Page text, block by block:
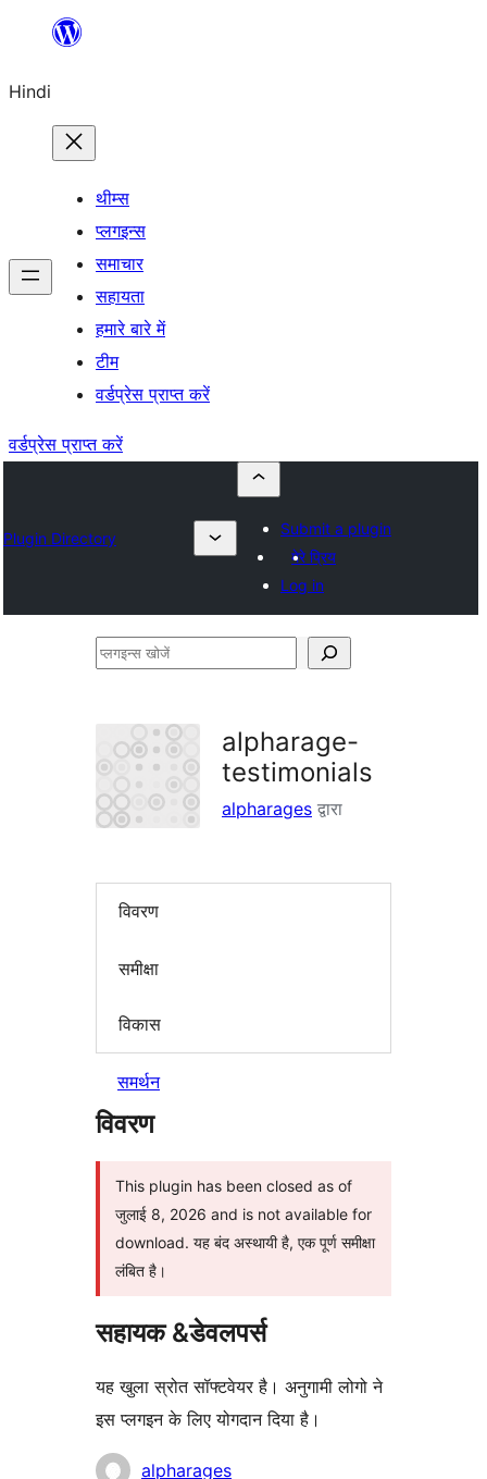
सामग्री
जाएं
Hindi
थीम्स
प्लगइन्स
समाचार
सहायता
हमारे बारे में
टीम
वर्डप्रेस प्राप्त करें
वर्डप्रेस प्राप्त करें
Plugin Directory
Submit a plugin
मेरे प्रिय
Log in
प्लगइन्स
alpharage-
testimonials
alpharages द्वारा
विवरण
समीक्षा
विकास
समर्थन
विवरण
This plugin has been closed as of
जुलाई 8, 2026 and is not available for
download. यह बंद अस्थायी है, एक पूर्ण समीक्षा
लंबित है।
सहायक &डेवलपर्स
यह खुला स्रोत सॉफ्टवेयर है। अनुगामी लोगो ने
इस प्लगइन के लिए योगदान दिया है।
योगदानकर्ताalpharages